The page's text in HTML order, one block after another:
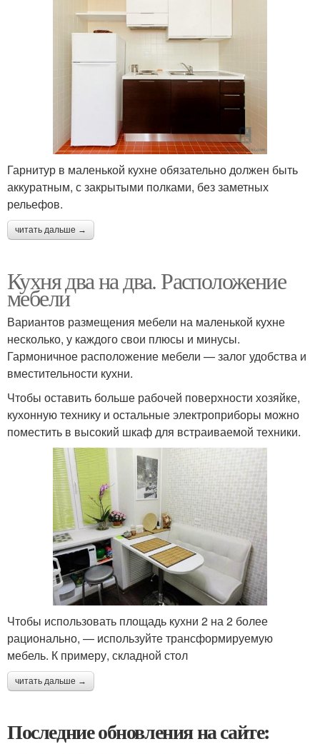
Гарнитур в маленькой кухне обязательно должен быть
аккуратным, с закрытыми полками, без заметных
рельефов.
читать дальше →
Кухня два на два. Расположение
мебели
Вариантов размещения мебели на маленькой кухне
несколько, у каждого свои плюсы и минусы.
Гармоничное расположение мебели — залог удобства и
вместительности кухни.
Чтобы оставить больше рабочей поверхности хозяйке,
кухонную технику и остальные электроприборы можно
поместить в высокий шкаф для встраиваемой техники.
Чтобы использовать площадь кухни 2 на 2 более
рационально, — используйте трансформируемую
мебель. К примеру, складной стол
читать дальше →
Последние обновления на сайте: